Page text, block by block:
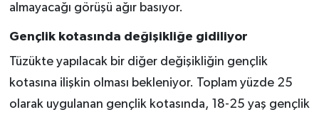
almayacağı görüşü ağır basıyor.
Gençlik kotasında değişikliğe gidiliyor
Tüzükte yapılacak bir diğer değişikliğin gençlik
kotasına ilişkin olması bekleniyor. Toplam yüzde 25
olarak uygulanan gençlik kotasında, 18-25 yaş gençlik